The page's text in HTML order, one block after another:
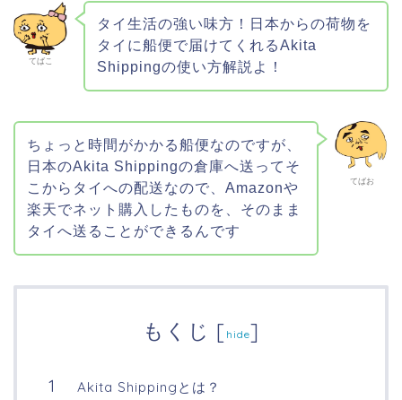
てばこ
タイ生活の強い味方！日本からの荷物を
タイに船便で届けてくれるAkita
Shippingの使い方解説よ！
てばお
ちょっと時間がかかる船便なのですが、
日本のAkita Shippingの倉庫へ送ってそ
こからタイへの配送なので、Amazonや
楽天でネット購入したものを、そのまま
タイへ送ることができるんです
もくじ [ hide]
Akita Shippingとは？